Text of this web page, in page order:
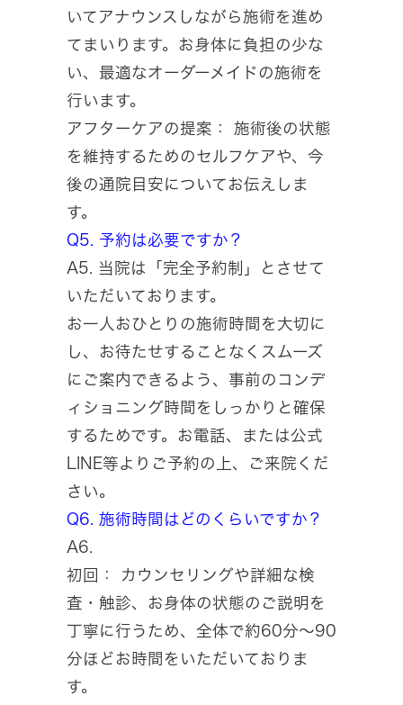
いてアナウンスしながら施術を進め
てまいります。お身体に負担の少な
い、最適なオーダーメイドの施術を
行います。
アフターケアの提案： 施術後の状態
を維持するためのセルフケアや、今
後の通院目安についてお伝えしま
す。
Q5. 予約は必要ですか？
A5. 当院は「完全予約制」とさせて
いただいております。
お一人おひとりの施術時間を大切に
し、お待たせすることなくスムーズ
にご案内できるよう、事前のコンデ
ィショニング時間をしっかりと確保
するためです。お電話、または公式
LINE等よりご予約の上、ご来院くだ
さい。
Q6. 施術時間はどのくらいですか？
A6.
初回： カウンセリングや詳細な検
査・触診、お身体の状態のご説明を
丁寧に行うため、全体で約60分〜90
分ほどお時間をいただいておりま
す。